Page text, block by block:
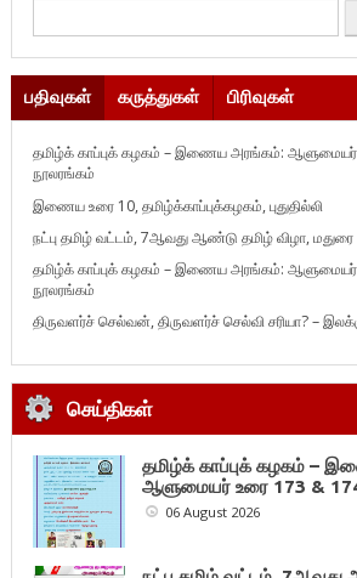
பதிவுகள் கருத்துகள் பிரிவுகள்
தமிழ்க் காப்புக் கழகம் – இணைய அரங்கம்: ஆளுமையர்
நூலரங்கம்
இணைய உரை 10, தமிழ்க்காப்புக்கழகம், புதுதில்லி
நட்பு தமிழ் வட்டம், 7ஆவது ஆண்டு தமிழ் விழா, மதுரை
தமிழ்க் காப்புக் கழகம் – இணைய அரங்கம்: ஆளுமையர்
நூலரங்கம்
திருவளர்ச் செல்வன், திருவளர்ச் செல்வி சரியா? –
செய்திகள்
தமிழ்க் காப்புக் கழகம் –
ஆளுமையர் உரை 173 &
06 August 2026